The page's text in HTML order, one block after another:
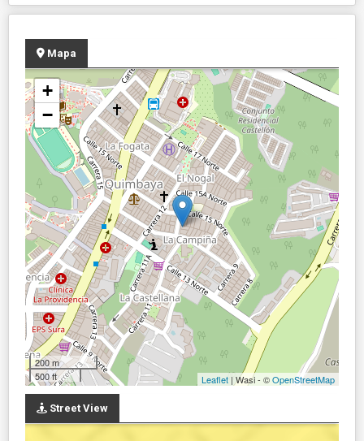
Mapa
+
−
200 m
500 ft
Leaflet | Wasi - ©OpenStreetMap
Street View